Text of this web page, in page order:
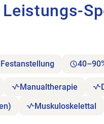
Festanstellung
Manualtherapie
Muskuloskelettal